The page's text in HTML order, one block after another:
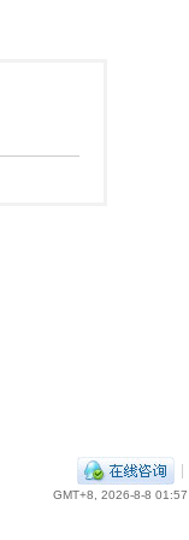
|
GMT+8, 2026-8-8 01:57